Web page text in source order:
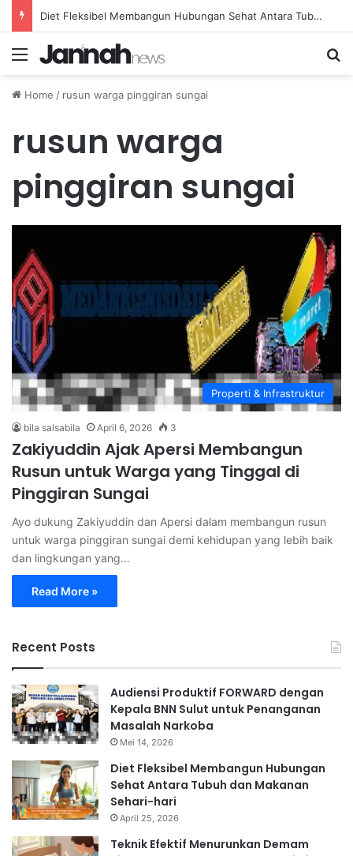
Diet Fleksibel Membangun Hubungan Sehat Antara Tubuh dan Makanan Sehari-hari
Menu
Home / rusun warga pinggiran sungai
rusun warga
pinggiran sungai
Properti & Infrastruktur
bila salsabila April 6, 2026 3
Zakiyuddin Ajak Apersi Membangun
Rusun untuk Warga yang Tinggal di
Pinggiran Sungai
Ayo dukung Zakiyuddin dan Apersi dalam membangun rusun
untuk warga pinggiran sungai demi kehidupan yang lebih baik
dan lingkungan yang…
Read More »
Recent Posts
Audiensi Produktif FORWARD dengan
Kepala BNN Sulut untuk Penanganan
Masalah Narkoba
Mei 14, 2026
Diet Fleksibel Membangun Hubungan
Sehat Antara Tubuh dan Makanan
Sehari-hari
April 25, 2026
Teknik Efektif Menurunkan Demam